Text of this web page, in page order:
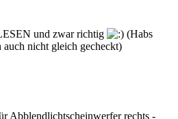
und zwar richtig
(Habs
auch nicht gleich gecheckt)
Abblendlichtscheinwerfer rechts -